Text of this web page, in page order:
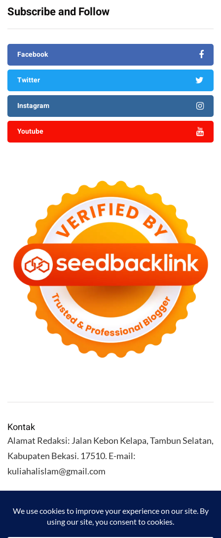
Subscribe and Follow
Facebook
Twitter
Instagram
Youtube
Kontak
Alamat Redaksi: Jalan Kebon Kelapa, Tambun Selatan,
Kabupaten Bekasi. 17510. E-mail:
kuliahalislam@gmail.com